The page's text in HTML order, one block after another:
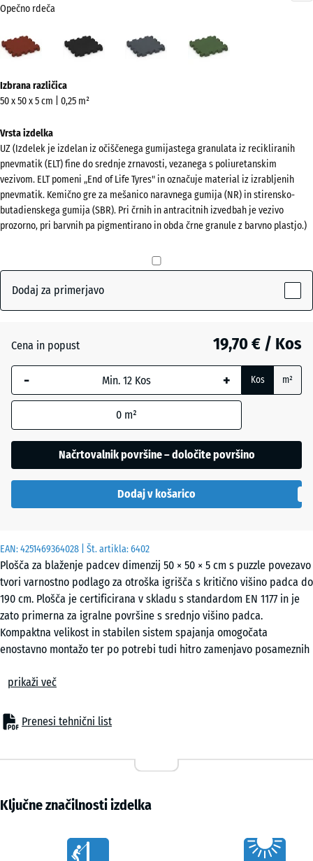
EAN:4251469364028 | Št. artikla:6402
Plošča za blaženje padcev dimenzij 50 × 50 × 5 cm s puzzle povezavo
tvori varnostno podlago za otroška igrišča s kritično višino padca do
190 cm. Plošča je certificirana v skladu s standardom EN 1177 in je
zato primerna za igralne površine s srednjo višino padca.
Kompaktna velikost in stabilen sistem spajanja omogočata
enostavno montažo ter po potrebi tudi hitro zamenjavo posameznih
Uporaba
zaščititi pri padcih z višine do 190 cm. Tipične uporabe vključujejo
igralno opremo s srednjo ali večjo višino, kot so kombinirane
tobogani ali obsežnejši igralni sistemi na šolskih igriščih in javnih
Zgradba in material
Plošča je izdelana iz ELT gumijastega granulata, povezanega s
granulat, pridobljen z recikliranjem odsluženih avtomobilskih
prikaži več
Prenesi tehnični list
Opečno rdeča
rdeča
Skrilavosiva
informacij
o
barvah?
Prikaži
barvno
paleto
Opečno
rdeča(active)
Antracit - 0,60 €
zelena
+ 0,50 €
Izbrana različica
50 x 50 x 5 cm | 0,25 m²
Vrsta izdelka
UZ (Izdelek je izdelan iz očiščenega gumijastega granulata iz recikliranih
pnevmatik (ELT) fine do srednje zrnavosti, vezanega s poliuretanskim
vezivom. ELT pomeni „End of Life Tyres" in označuje material iz izrabljenih
pnevmatik. Kemično gre za mešanico naravnega gumija (NR) in stirensko-
butadienskega gumija (SBR). Pri črnih in antracitnih izvedbah je vezivo
prozorno, pri barvnih pa pigmentirano in obda črne granule z barvno plastjo.)
Dodaj za primerjavo
Cena in popust 19,70 € / Kos
- + Kos m²
0 m²
Načrtovalnik površine – določite površino
Dodaj v košarico
Ključne značilnosti izdelka